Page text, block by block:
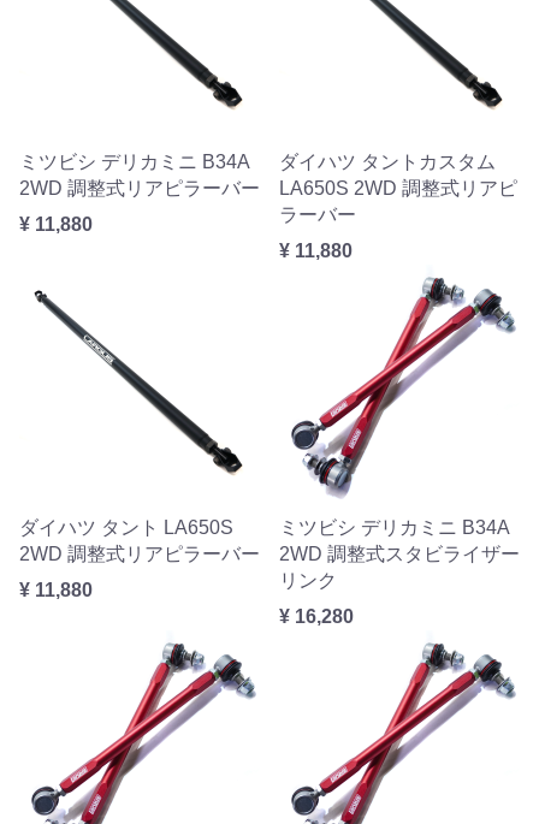
ミツビシ デリカミニ B34A
2WD 調整式リアピラーバー
¥ 11,880
ダイハツ タントカスタム
LA650S 2WD 調整式リアピ
ラーバー
¥ 11,880
ダイハツ タント LA650S
2WD 調整式リアピラーバー
¥ 11,880
ミツビシ デリカミニ B34A
2WD 調整式スタビライザー
リンク
¥ 16,280